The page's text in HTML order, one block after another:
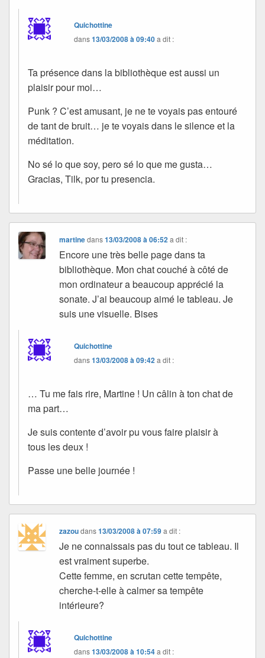
Quichottine
dans13/03/2008 à 09:40a dit :
Ta présence dans la bibliothèque est aussi un
plaisir pour moi…
Punk ? C’est amusant, je ne te voyais pas entouré
de tant de bruit… je te voyais dans le silence et la
méditation.
No sé lo que soy, pero sé lo que me gusta…
Gracias, Tilk, por tu presencia.
martinedans13/03/2008 à 06:52 a dit :
Encore une très belle page dans ta
bibliothèque. Mon chat couché à côté de
mon ordinateur a beaucoup apprécié la
sonate. J’ai beaucoup aimé le tableau. Je
suis une visuelle. Bises
Quichottine
dans13/03/2008 à 09:42a dit :
… Tu me fais rire, Martine ! Un câlin à ton chat de
ma part…
Je suis contente d’avoir pu vous faire plaisir à
tous les deux !
Passe une belle journée !
zazoudans13/03/2008 à 07:59 a dit :
Je ne connaissais pas du tout ce tableau. Il
est vraiment superbe.
Cette femme, en scrutan cette tempête,
cherche-t-elle à calmer sa tempête
intérieure?
Quichottine
dans13/03/2008 à 10:54a dit :